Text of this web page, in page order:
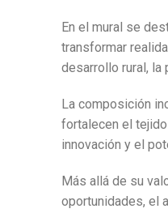
En el mural se
transformar
desarrollo rural,
La composición
fortalecen el
innovación y el
Más allá de su
oportunidades, el